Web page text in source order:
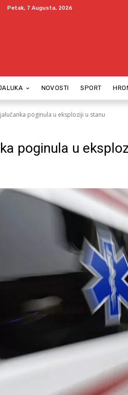
Petak, 7 Augusta, 2026
NOVOSTI SPORT
poginula u eksploziji u stanu
poginula u